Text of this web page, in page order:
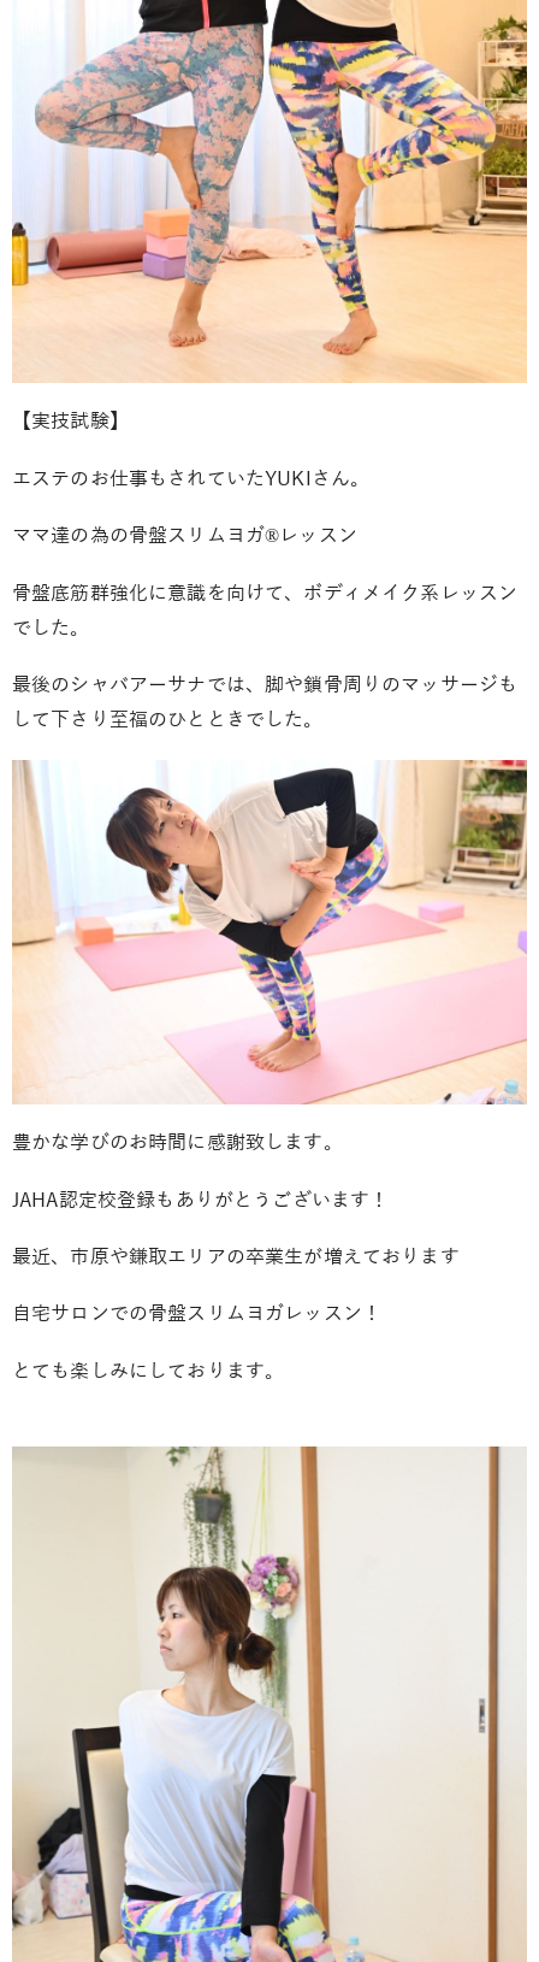
【実技試験】
エステのお仕事もされていたYUKIさん。
ママ達の為の骨盤スリムヨガ®︎レッスン
骨盤底筋群強化に意識を向けて、ボディメイク系レッスン
でした。
最後のシャバアーサナでは、脚や鎖骨周りのマッサージも
して下さり至福のひとときでした。
豊かな学びのお時間に感謝致します。
JAHA認定校登録もありがとうございます！
最近、市原や鎌取エリアの卒業生が増えております
自宅サロンでの骨盤スリムヨガレッスン！
とても楽しみにしております。